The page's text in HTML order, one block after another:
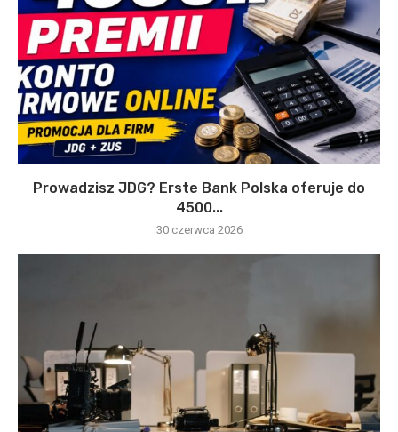
Prowadzisz JDG? Erste Bank Polska oferuje do
4500...
30 czerwca 2026